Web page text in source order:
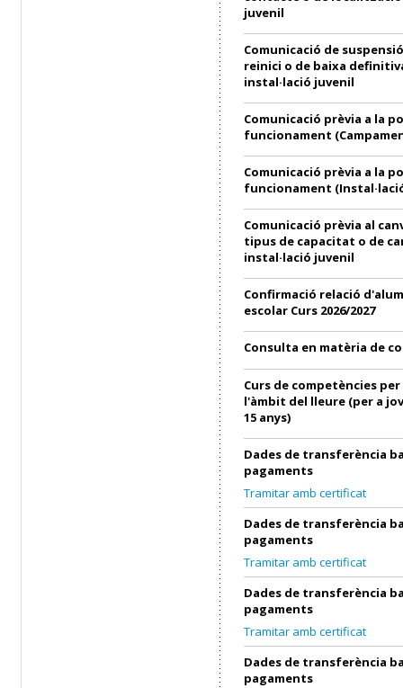
juvenil
Comunicació de
reinici o de baixa
instal·lació juvenil
Comunicació prèvia a la
funcionament
Comunicació prèvia a la
funcionament
Comunicació prèvia al
tipus de capacitat o de
instal·lació juvenil
Confirmació relació
escolar Curs 2026/2027
Consulta en matèria de
Curs de competències
l'àmbit del lleure (per a
15 anys)
Dades de transferència
pagaments
Tramitar amb certificat
Dades de transferència
pagaments
Tramitar amb certificat
Dades de transferència
pagaments
Tramitar amb certificat
Dades de transferència
pagaments